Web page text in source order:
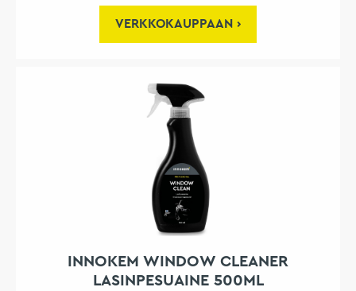
VERKKOKAUPPAAN
INNOKEM WINDOW CLEANER
LASINPESUAINE 500ML